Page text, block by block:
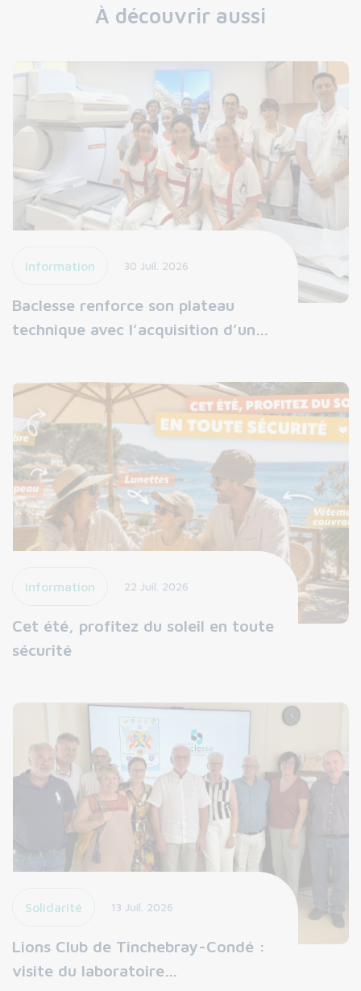
À découvrir aussi
Information 30 Juil. 2026
Baclesse renforce son plateau
technique avec l’acquisition d’un…
Information 22 Juil. 2026
Cet été, profitez du soleil en toute
sécurité
Solidarité 13 Juil. 2026
Lions Club de Tinchebray-Condé :
visite du laboratoire…